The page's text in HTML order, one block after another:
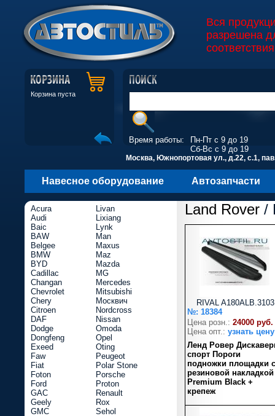
Вся
разрешена
Корзина пуста
Время работы:
Пн-Пт с 9 до 19
Сб-Вс с 9 до 19
Москва, Южнопортовая ул., д.22, с.1,
Навесное оборудование Автозапчасти
Land Rover /
RIVAL
№: 18384
Цена розн.: 24000 руб.
Цена опт.: узнать цену
Ленд Ровер
спорт Пороги
подножки площадки с
резиновой накладкой
Premium Black +
крепеж
Acura
Audi
Baic
BAW
Belgee
BMW
BYD
Cadillac
Changan
Chevrolet
Chery
Citroen
DAF
Dodge
Dongfeng
Exeed
Faw
Fiat
Foton
Ford
GAC
Geely
GMC
Livan
Lixiang
Lynk
Man
Maxus
Maz
Mazda
MG
Mercedes
Mitsubishi
Москвич
Nordcross
Nissan
Omoda
Opel
Oting
Peugeot
Polar Stone
Porsche
Proton
Renault
Rox
Sehol